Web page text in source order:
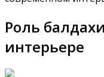
Роль
интерьере